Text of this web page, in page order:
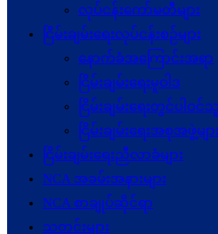
လုပ်ငန်းကော်မတီများ
ငြိမ်းချမ်းရေးလုပ်ငန်းစဉ်များ
နောက်ခံအကြောင်းအရာ
ငြိမ်းချမ်းရေးမူဝါဒ
ငြိမ်းချမ်းရေးတွင်ပါဝ
ငြိမ်းချမ်းရေးအစုအဖွဲ့မ
ငြိမ်းချမ်းရေးညီလာခံများ
NCA အခမ်းအနားများ
NCA စာချုပ်ဆိုင်ရာ
သတင်းများ